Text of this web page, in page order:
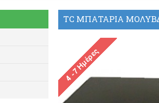
TC ΜΠΑΤΑΡΙΑ